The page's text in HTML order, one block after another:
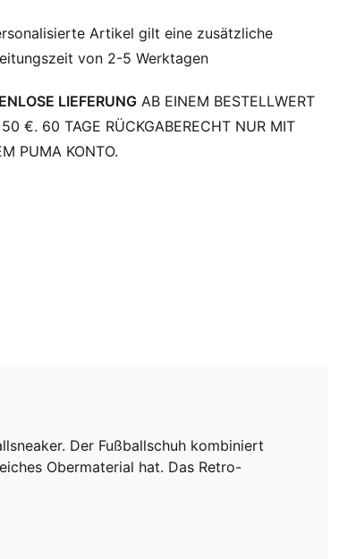
Artikel gilt eine zusätzliche
von 2-5 Werktagen
LIEFERUNG AB EINEM BESTELLWERT
50 €. 60 TAGE RÜCKGABERECHT NUR MIT
PUMA KONTO.
Der Fußballschuh kombiniert
Obermaterial hat. Das Retro-